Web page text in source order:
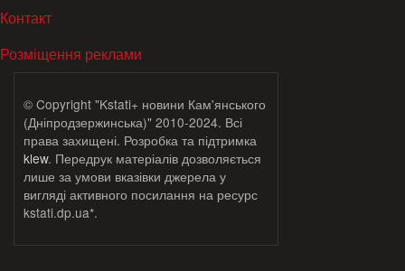
МЕНЮ В ПОДВАЛЕ
Контакт
Розміщення реклами
© Copyright "Kstati+ новини Кам'янського
(Дніпродзержинська)" 2010-2024. Всі
права захищені. Розробка та підтримка
klew. Передрук матеріалів дозволяється
лише за умови вказівки джерела у
вигляді активного посилання на ресурс
kstati.dp.ua*.